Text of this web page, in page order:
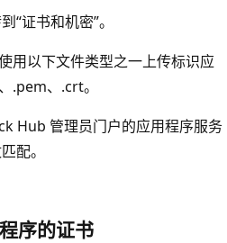
“证书和机密”。
用以下文件类型之一上传标识应
.pem、.crt。
Hub 管理员门户的应用程序服务
配。
序的证书